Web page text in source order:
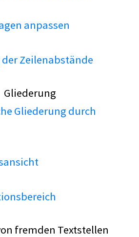
anpassen
Zeilenabstände
Gliederung
Gliederung durch
fremden Textstellen